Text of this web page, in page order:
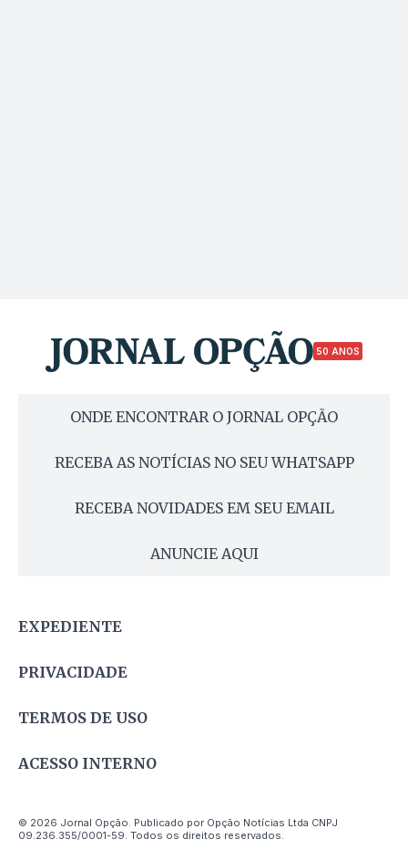
50 ANOS
ONDE ENCONTRAR O JORNAL OPÇÃO
RECEBA AS NOTÍCIAS NO SEU WHATSAPP
RECEBA NOVIDADES EM SEU EMAIL
ANUNCIE AQUI
EXPEDIENTE
PRIVACIDADE
TERMOS DE USO
ACESSO INTERNO
© 2026 Jornal Opção. Publicado por Opção Notícias Ltda CNPJ
09.236.355/0001-59. Todos os direitos reservados.